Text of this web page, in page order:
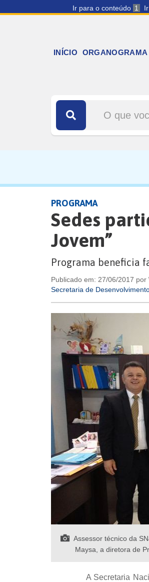
Ir para o conteúdo 1
INÍCIO ORGANOGRAMA
PROGRAMA
Sedes
Jovem”
Programa beneficia
Publicado em: 27/06/2017 por
Secretaria de
Assessor técnico da
Maysa, a diretora de
A Secretaria Nacional